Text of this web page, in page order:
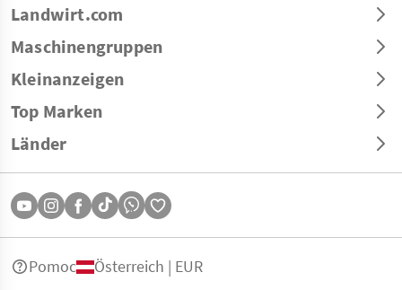
Landwirt.com
Maschinengruppen
Kleinanzeigen
Top Marken
Länder
Pomoc Österreich | EUR